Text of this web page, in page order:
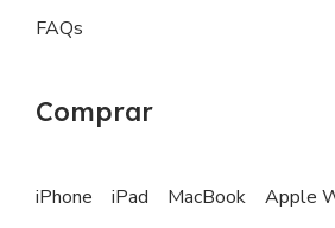
FAQs
Comprar
iPhone iPad MacBook
Apple